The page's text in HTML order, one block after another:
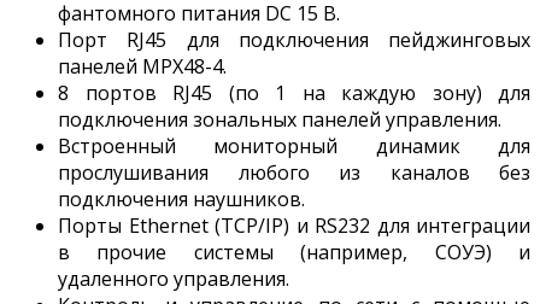
фантомного питания DC 15 В.
Порт RJ45 для подключения пейджинговых
панелей MPX48-4.
8 портов RJ45 (по 1 на каждую зону) для
подключения зональных панелей управления.
Встроенный мониторный динамик для
прослушивания любого из каналов без
подключения наушников.
Порты Ethernet (TCP/IP) и RS232 для интеграции
в прочие системы (например, СОУЭ) и
удаленного управления.